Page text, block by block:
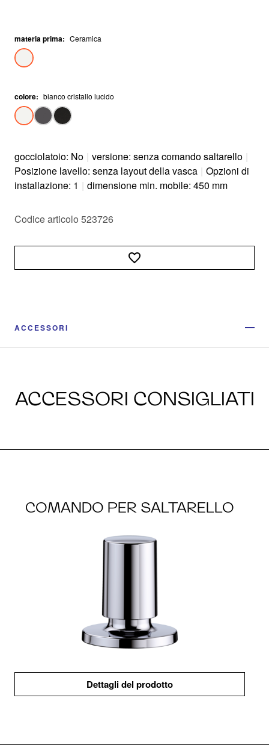
materia prima: Ceramica
colore: bianco cristallo lucido
gocciolatoio: No | versione: senza comando saltarello |
Posizione lavello: senza layout della vasca | Opzioni di
installazione: 1 | dimensione min. mobile: 450 mm
Codice articolo 523726
ACCESSORI
ACCESSORI CONSIGLIATI
COMANDO PER SALTARELLO
Dettagli del prodotto